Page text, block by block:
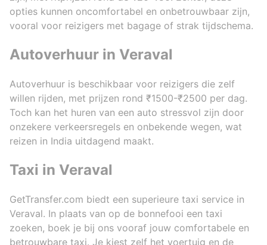
opties kunnen oncomfortabel en onbetrouwbaar zijn,
vooral voor reizigers met bagage of strak tijdschema.
Autoverhuur in Veraval
Autoverhuur is beschikbaar voor reizigers die zelf
willen rijden, met prijzen rond ₹1500-₹2500 per dag.
Toch kan het huren van een auto stressvol zijn door
onzekere verkeersregels en onbekende wegen, wat
reizen in India uitdagend maakt.
Taxi in Veraval
GetTransfer.com biedt een superieure taxi service in
Veraval. In plaats van op de bonnefooi een taxi
zoeken, boek je bij ons vooraf jouw comfortabele en
betrouwbare taxi. Je kiest zelf het voertuig en de